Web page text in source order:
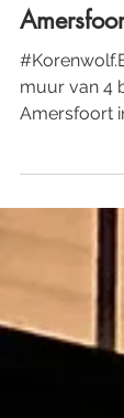
impressie te
basis is de
Gulpner
stadslogo
verwijzing
cirkel en